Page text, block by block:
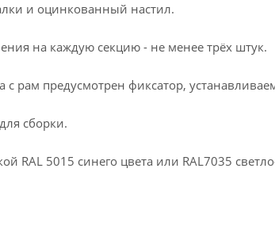
и оцинкованный настил.
на каждую секцию - не менее трёх штук.
рам предусмотрен фиксатор,
сборки.
5015 синего цвета или RAL7035